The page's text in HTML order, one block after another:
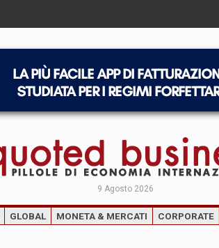
9 Agosto 2026
GLOBAL MONETA & MERCATI CORPORATE